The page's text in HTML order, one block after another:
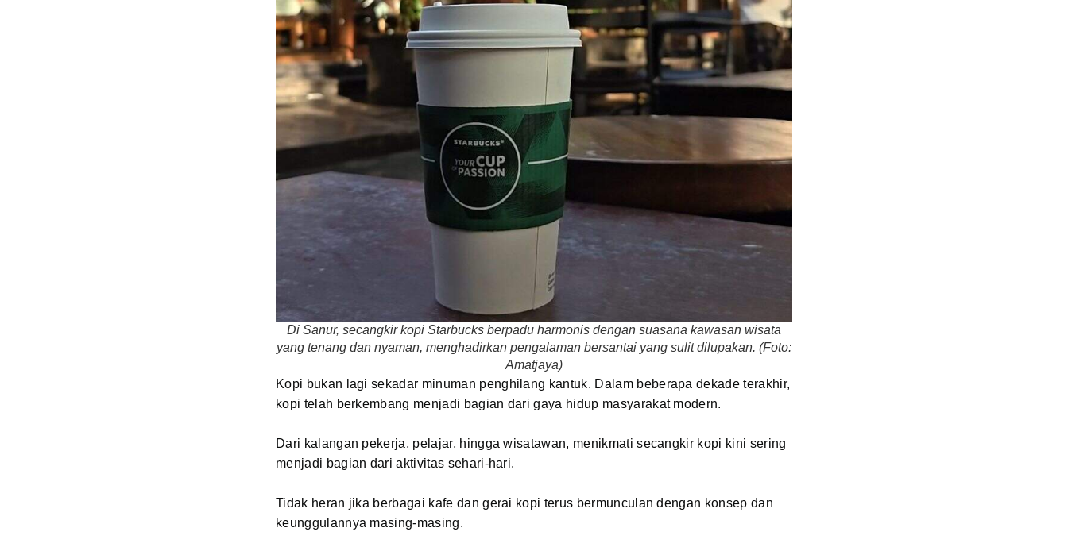
Di Sanur, secangkir kopi Starbucks berpadu harmonis dengan suasana kawasan wisata
yang tenang dan nyaman, menghadirkan pengalaman bersantai yang sulit dilupakan. (Foto:
Amatjaya)
Kopi bukan lagi sekadar minuman penghilang kantuk. Dalam beberapa dekade terakhir,
kopi telah berkembang menjadi bagian dari gaya hidup masyarakat modern.
Dari kalangan pekerja, pelajar, hingga wisatawan, menikmati secangkir kopi kini sering
menjadi bagian dari aktivitas sehari-hari.
Tidak heran jika berbagai kafe dan gerai kopi terus bermunculan dengan konsep dan
keunggulannya masing-masing.